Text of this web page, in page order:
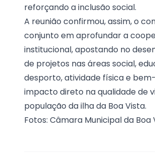
reforçando a inclusão social.
A reunião confirmou, assim, o
conjunto em aprofundar a
institucional, apostando no
de projetos nas áreas social,
desporto, atividade física e
impacto direto na qualidade de
população da ilha da Boa Vista.
Fotos: Câmara Municipal da Boa